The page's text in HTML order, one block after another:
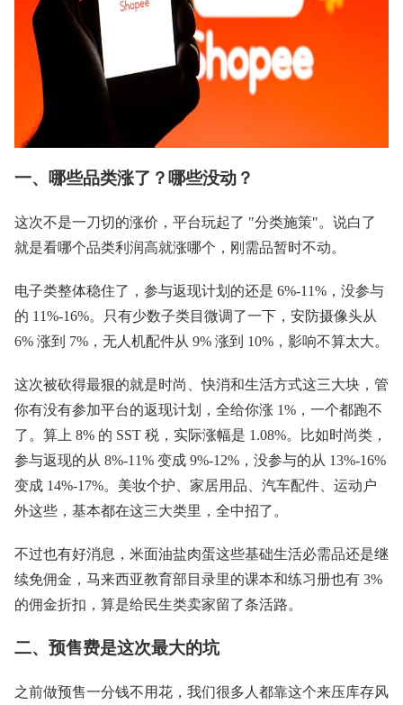
一、哪些品类涨了？哪些没动？
这次不是一刀切的涨价，平台玩起了 "分类施策"。说白了
就是看哪个品类利润高就涨哪个，刚需品暂时不动。
电子类整体稳住了，参与返现计划的还是 6%-11%，没参与
的 11%-16%。只有少数子类目微调了一下，安防摄像头从
6% 涨到 7%，无人机配件从 9% 涨到 10%，影响不算太大。
这次被砍得最狠的就是时尚、快消和生活方式这三大块，管
你有没有参加平台的返现计划，全给你涨 1%，一个都跑不
了。算上 8% 的 SST 税，实际涨幅是 1.08%。比如时尚类，
参与返现的从 8%-11% 变成 9%-12%，没参与的从 13%-16%
变成 14%-17%。美妆个护、家居用品、汽车配件、运动户
外这些，基本都在这三大类里，全中招了。
不过也有好消息，米面油盐肉蛋这些基础生活必需品还是继
续免佣金，马来西亚教育部目录里的课本和练习册也有 3%
的佣金折扣，算是给民生类卖家留了条活路。
二、预售费是这次最大的坑
之前做预售一分钱不用花，我们很多人都靠这个来压库存风